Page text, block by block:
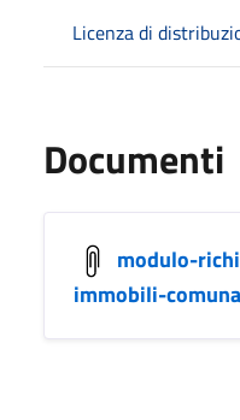
Licenza di
Documenti
modulo-
immobili-